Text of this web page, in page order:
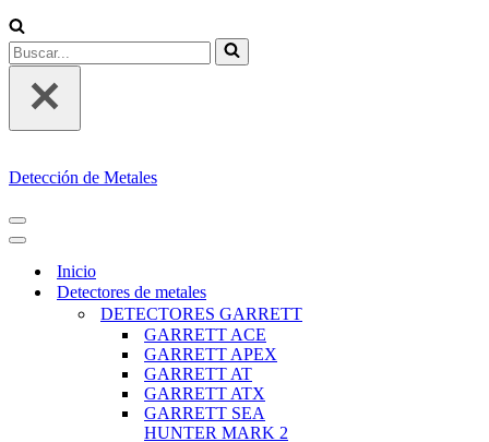
Buscar...
Detección de Metales
MENÚ
DE
NAVEGACIÓN
MENÚ
DE
NAVEGACIÓN
Inicio
Detectores de metales
DETECTORES GARRETT
GARRETT ACE
GARRETT APEX
GARRETT AT
GARRETT ATX
GARRETT SEA
HUNTER MARK 2